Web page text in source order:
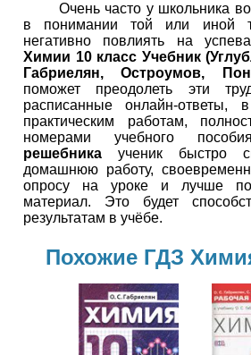
Очень часто у школьника
в понимании той или иной
негативно повлиять на
Химии 10 класс Учебник
Габриелян, Остроумов,
поможет преодолеть эти
расписанные онлайн-
практическим работам,
номерами учебного
решебника ученик быстро
домашнюю работу,
опросу на уроке и лучше
материал. Это будет
результатам в учёбе.
Похожие ГДЗ